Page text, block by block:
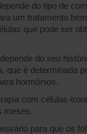
do tipo de
um tratamento
que pode ser
do seu
que é determinada
hormônios.
com células-
meses.
para que os